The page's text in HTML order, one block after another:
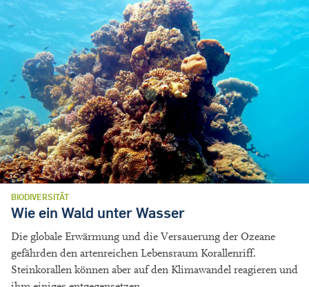
BIODIVERSITÄT
Wie ein Wald unter Wasser
Die globale Erwärmung und die Versauerung der Ozeane
gefährden den artenreichen Lebensraum Korallenriff.
Steinkorallen können aber auf den Klimawandel reagieren und